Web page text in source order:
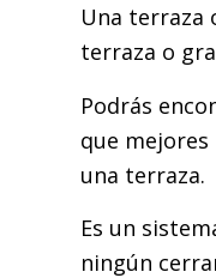
Una terraza
terraza o
Podrás
que
una terraza.
Es un
ningún